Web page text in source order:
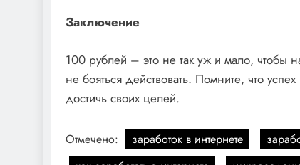
Заключение
100 рублей – это не так уж и мало, чтобы
не бояться действовать. Помните, что
достичь своих целей.
Отмечено: заработок в интернете